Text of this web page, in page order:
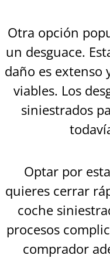
Otra opción
un desguace.
daño es extenso
viables. Los
siniestrados
Optar por
quieres cerrar
coche
procesos
comprador